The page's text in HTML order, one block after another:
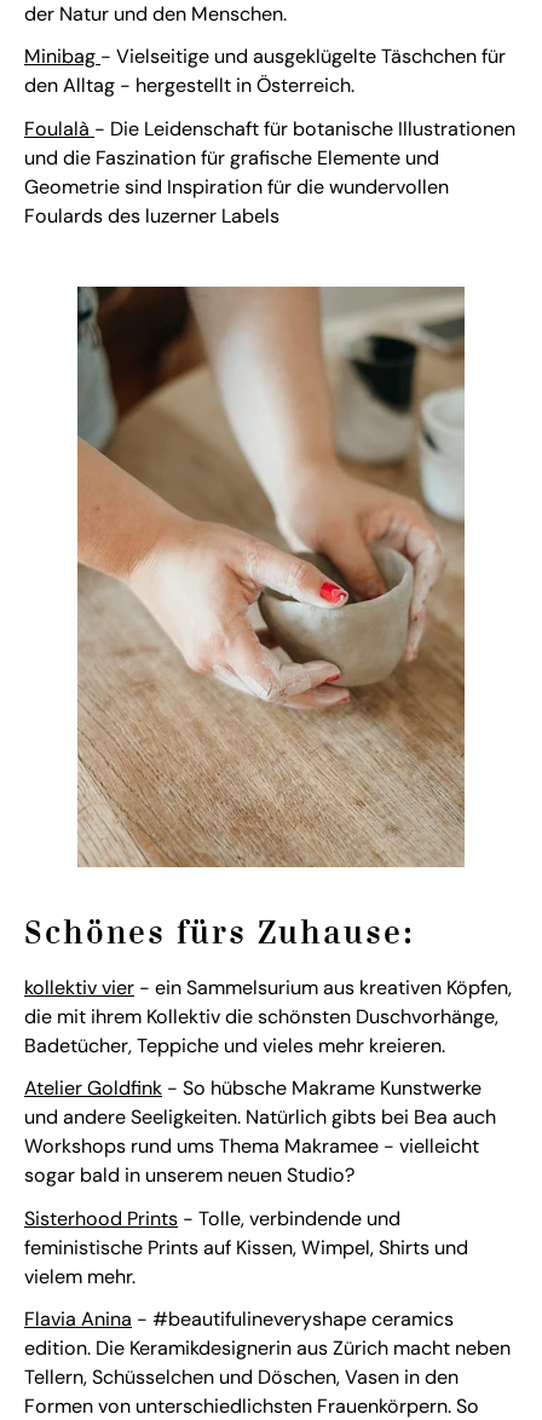
der Natur und den Menschen.
Minibag - Vielseitige und ausgeklügelte Täschchen für
den Alltag - hergestellt in Österreich.
Foulalà - Die Leidenschaft für botanische Illustra­tionen
und die Faszination für grafische Elemente und
Geometrie sind Inspiration für die wundervollen
Foulards des luzerner Labels
Schönes fürs Zuhause:
kollektiv vier - ein Sammelsurium aus kreativen Köpfen,
die mit ihrem Kollektiv die schönsten Duschvorhänge,
Badetücher, Teppiche und vieles mehr kreieren.
Atelier Goldfink - So hübsche Makrame Kunstwerke
und andere Seeligkeiten. Natürlich gibts bei Bea auch
Workshops rund ums Thema Makramee - vielleicht
sogar bald in unserem neuen Studio?
Sisterhood Prints - Tolle, verbindende und
feministische Prints auf Kissen, Wimpel, Shirts und
vielem mehr.
Flavia Anina - #beautifulineveryshape ceramics
edition. Die Keramikdesignerin aus Zürich macht neben
Tellern, Schüsselchen und Döschen, Vasen in den
Formen von unterschiedlichsten Frauenkörpern. So